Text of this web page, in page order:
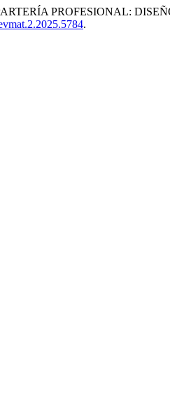
PROFESIONAL:
.